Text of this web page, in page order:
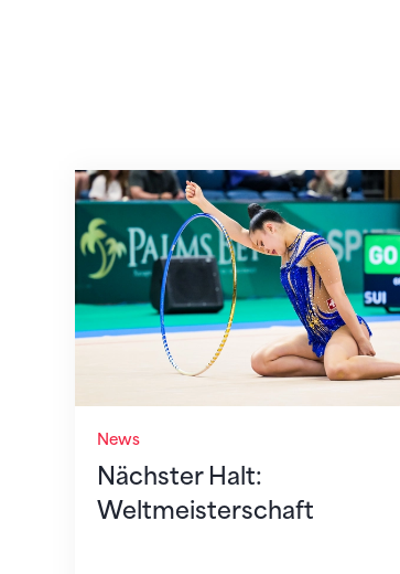
News
Nächster Halt:
Weltmeisterschaft
Nächster Halt: Weltmeisterschaft